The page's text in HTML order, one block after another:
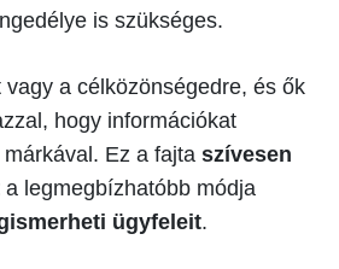
is szükséges.
a célközönségedre, és ők
hogy információkat
Ez a fajta szívesen
a legmegbízhatóbb módja
ügyfeleit.